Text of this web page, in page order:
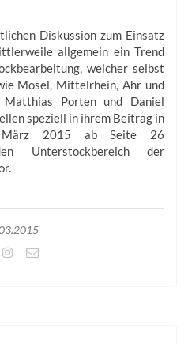
Diskussion zum Einsatz
allgemein ein Trend
welcher selbst
Mosel, Mittelrhein, Ahr und
Porten und Daniel
speziell in ihrem Beitrag in
2015 ab Seite 26
Unterstockbereich der